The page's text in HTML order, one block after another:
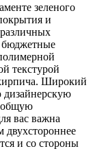
зеленого
и
бюджетные
текстурой
Широкий
дизайнерскую
общую
вас важна
двухстороннее
и со стороны